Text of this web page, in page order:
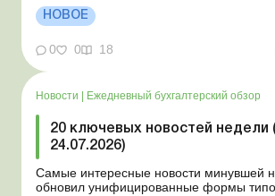
положении Для сельхозпредприятий и ФЛП введены
новые разовые статистические формы Со 2 августа
изменяется порядок зачисления
работы в стр...
НОВОЕ
0 0 18
Новости Ежедневный бухгалтерский обзор
20 ключевых новостей недели
24.07.2026)
Самые интересные новости минувшей
обновил унифицированные формы